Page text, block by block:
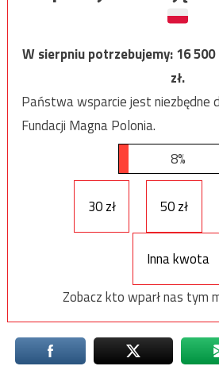
W sierpniu potrzebujemy:16 500
zł.
Państwa wsparcie jest niezbędne
Fundacji Magna Polonia.
8%
30 zł 50 zł
Inna kwota
Zobacz kto wparł nas tym